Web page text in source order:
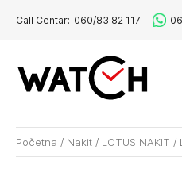
Call Centar: 060/83 82 117
Početna / Nakit / LOTUS NAKIT /